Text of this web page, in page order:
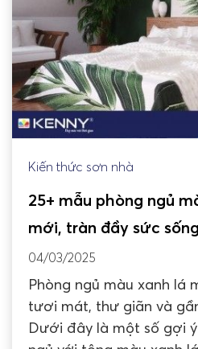
Kiến thức sơn nhà
25+ mẫu phòng ngủ
mới, tràn đầy sức sống
04/03/2025
Phòng ngủ màu xanh lá
tươi mát, thư giãn và
Dưới đây là một số gợi